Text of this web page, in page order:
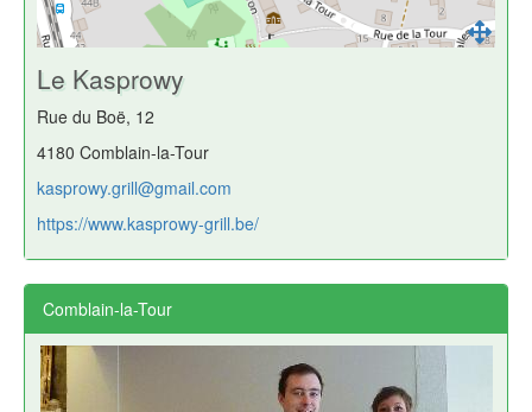
Le Kasprowy
Rue du Boë, 12
4180 Comblain-la-Tour
kasprowy.grill@gmail.com
https://www.kasprowy-grill.be/
Comblain-la-Tour